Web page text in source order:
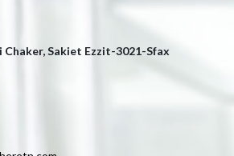
Chaker, Sakiet Ezzit-3021-Sfax